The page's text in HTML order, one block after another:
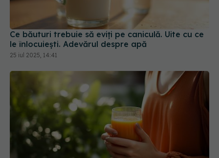
Ce băuturi trebuie să eviți pe caniculă. Uite cu ce
le înlocuiești. Adevărul despre apă
25 iul 2025, 14:41